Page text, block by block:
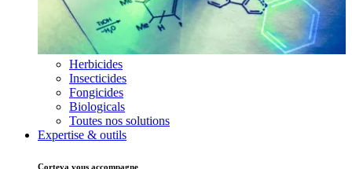
Herbicides
Insecticides
Fongicides
Biologicals
Toutes nos solutions
Expertise & outils
Corteva vous accompagne